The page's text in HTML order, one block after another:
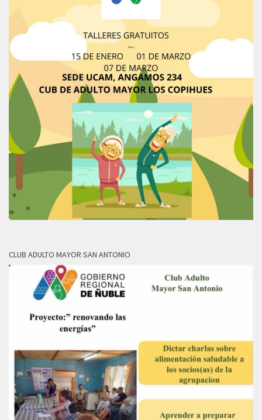
CLUB ADULTO MAYOR SAN ANTONIO